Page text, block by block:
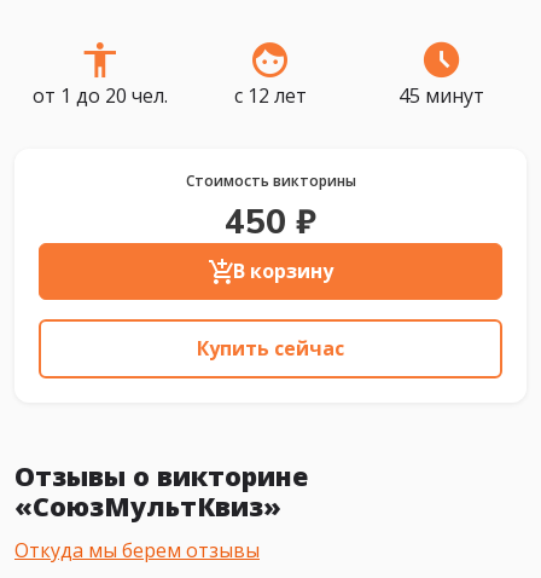
от 1 до 20 чел. с 12 лет 45 минут
Стоимость викторины
450 ₽
В корзину
Купить сейчас
Отзывы о викторине
«СоюзМультКвиз»
Откуда мы берем отзывы